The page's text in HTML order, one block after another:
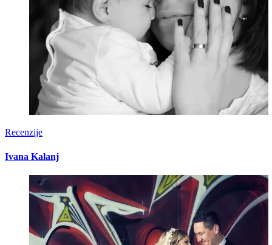
Recenzije
Ivana Kalanj